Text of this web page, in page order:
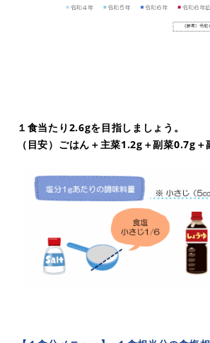
１食当たり2.6gを目指しましょう。
（目安）ごはん＋主菜1.2g＋副菜0.7g